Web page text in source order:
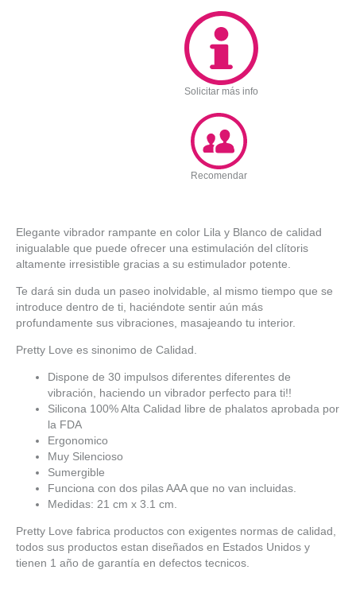
Solicitar más info
Recomendar
Elegante vibrador rampante en color Lila y Blanco de calidad
inigualable que puede ofrecer una estimulación del clítoris
altamente irresistible gracias a su estimulador potente.
Te dará sin duda un paseo inolvidable, al mismo tiempo que se
introduce dentro de ti, haciéndote sentir aún más
profundamente sus vibraciones, masajeando tu interior.
Pretty Love es sinonimo de Calidad.
Dispone de 30 impulsos diferentes diferentes de
vibración, haciendo un vibrador perfecto para ti!!
Silicona 100% Alta Calidad libre de phalatos aprobada por
la FDA
Ergonomico
Muy Silencioso
Sumergible
Funciona con dos pilas AAA que no van incluidas.
Medidas: 21 cm x 3.1 cm.
Pretty Love fabrica productos con exigentes normas de calidad,
todos sus productos estan diseñados en Estados Unidos y
tienen 1 año de garantía en defectos tecnicos.